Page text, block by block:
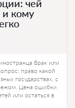
чей
и кому
Брак или
право какой
государствах, с
Цена ошибки
или остаться в